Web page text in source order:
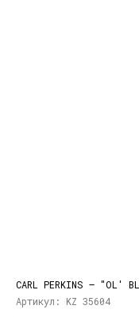
CARL PERKINS – "OL'
Артикул: KZ 35604